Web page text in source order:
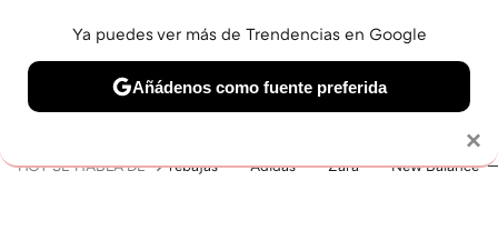
BELLEZA SHOPPING VIAJES GASTRO SNEAKERS
HOY SE HABLA DE rebajas Adidas Zara New Balance
×
Ya puedes ver más de Trendencias en Google
Añádenos como fuente preferida